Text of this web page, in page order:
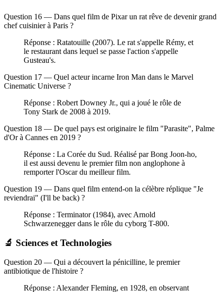
Question 16 — Dans quel film de Pixar un rat rêve de devenir grand
chef cuisinier à Paris ?
Réponse : Ratatouille (2007). Le rat s'appelle Rémy, et
le restaurant dans lequel se passe l'action s'appelle
Gusteau's.
Question 17 — Quel acteur incarne Iron Man dans le Marvel
Cinematic Universe ?
Réponse : Robert Downey Jr., qui a joué le rôle de
Tony Stark de 2008 à 2019.
Question 18 — De quel pays est originaire le film "Parasite", Palme
d'Or à Cannes en 2019 ?
Réponse : La Corée du Sud. Réalisé par Bong Joon-ho,
il est aussi devenu le premier film non anglophone à
remporter l'Oscar du meilleur film.
Question 19 — Dans quel film entend-on la célèbre réplique "Je
reviendrai" (I'll be back) ?
Réponse : Terminator (1984), avec Arnold
Schwarzenegger dans le rôle du cyborg T-800.
🔬 Sciences et Technologies
Question 20 — Qui a découvert la pénicilline, le premier
antibiotique de l'histoire ?
Réponse : Alexander Fleming, en 1928, en observant